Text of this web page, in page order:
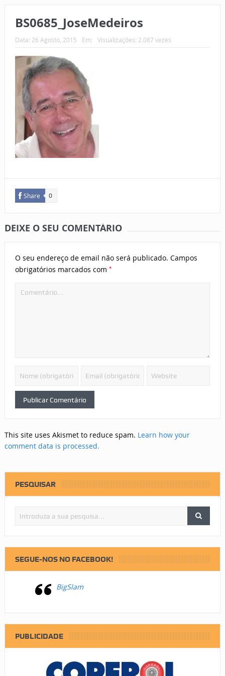
BS0685_JoseMedeiros
Data: 26 Agosto, 2015 Em: Visualizações: 2.087 vezes
Share 0
DEIXE O SEU COMENTÁRIO
O seu endereço de email não será publicado. Campos
obrigatórios marcados com *
This site uses Akismet to reduce spam. Learn how your
comment data is processed.
PESQUISAR
SEGUE-NOS NO FACEBOOK!
BigSlam
PUBLICIDADE